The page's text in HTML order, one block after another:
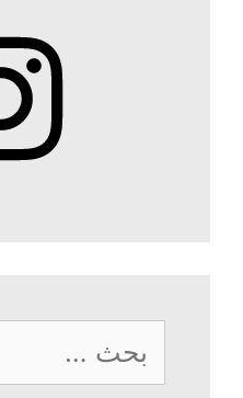
Instagram
البحث
عن: